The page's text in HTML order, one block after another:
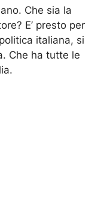
Che sia la
E’ presto per
italiana, si
Che ha tutte le